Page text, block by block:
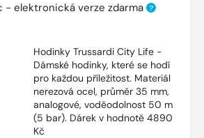
- elektronická verze zdarma ?
Hodinky Trussardi City Life -
Dámské hodinky, které se hodí
pro každou příležitost. Materiál
nerezová ocel, průměr 35 mm,
analogové, voděodolnost 50 m
(5 bar). Dárek v hodnotě 4890
Kč